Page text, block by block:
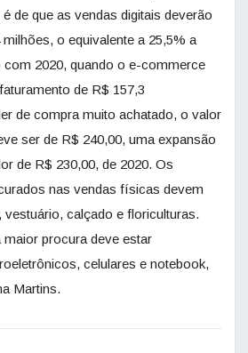
de que as vendas digitais deverão
o equivalente a 25,5% a
2020, quando o e-commerce
de R$ 157,3
de compra muito achatado, o valor
ser de R$ 240,00, uma expansão
de R$ 230,00, de 2020. Os
nas vendas físicas devem
vestuário, calçado e floriculturas.
maior procura deve estar
celulares e notebook,
Martins.